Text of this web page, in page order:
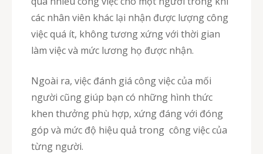
các nhân viên khác lại nhận được lượng công
việc quá ít, không tương xứng với thời gian
làm việc và mức lương họ được nhận.
Ngoài ra, việc đánh giá công việc của mối
người cũng giúp bạn có những hình thức
khen thưởng phù hợp, xứng đáng với đóng
góp và mức độ hiệu quả trong công việc của
từng người.